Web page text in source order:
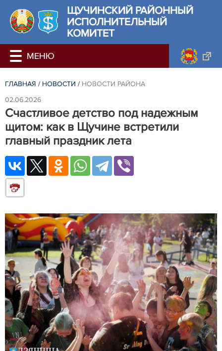
ЩУЧИНСКИЙ РАЙОННЫЙ
ИСПОЛНИТЕЛЬНЫЙ
КОМИТЕТ
ГЛАВНАЯ / НОВОСТИ / НОВОСТИ РАЙОНА
02.06.2026
Счастливое детство под надежным
щитом: как в Щучине встретили
главный праздник лета